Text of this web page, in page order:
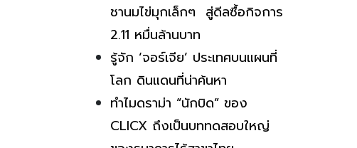
ชานมไข่มุกเล็กๆ สู่ดีลซื้อกิจการ
2.11 หมื่นล้านบาท
รู้จัก ‘จอร์เจีย’ ประเทศบนแผนที่
โลก ดินแดนที่น่าค้นหา
ทำไมดราม่า “นักบิด” ของ
CLICX ถึงเป็นบททดสอบใหญ่